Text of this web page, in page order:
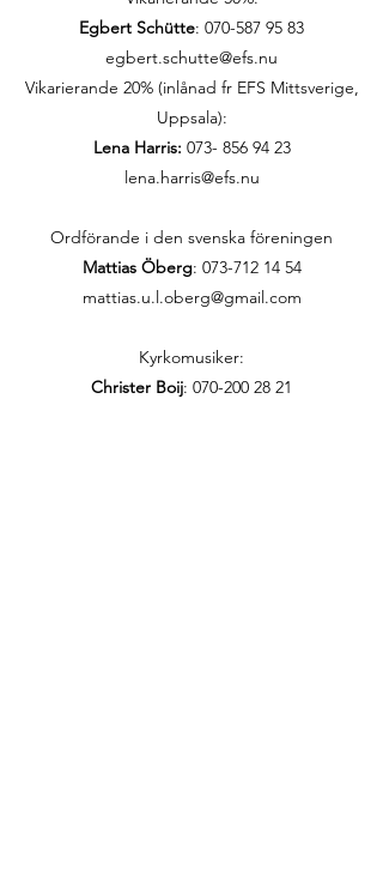
Egbert Schütte: 070-587 95 83
egbert.schutte@efs.nu
Vikarierande 20% (inlånad fr EFS Mittsverige,
Uppsala):
Lena Harris: 073- 856 94 23
lena.harris@efs.nu
Ordförande i den svenska föreningen
Mattias Öberg: 073-712 14 54
mattias.u.l.oberg@gmail.com
Kyrkomusiker:
Christer Boij: 070-200 28 21